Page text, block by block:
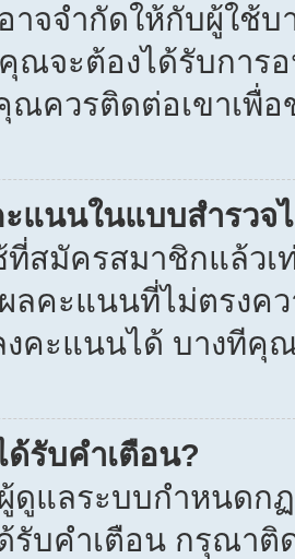
จจำกัดให้กับผู้ใช้บ
ณจะต้องได้รับการ
ณควรติดต่อเขาเพื่
ะแนนในแบบสำรวจ
ที่สมัครสมาชิกแล้ว
ลคะแนนที่ไม่ตรงค
งคะแนนได้ บางทีคุ
รับคำเตือน?
ดูแลระบบกำหนดก
รับคำเตือน กรุณา